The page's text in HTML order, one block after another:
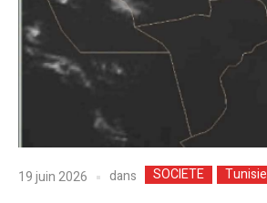
19 juin 2026 dans SOCIETE Tunisie